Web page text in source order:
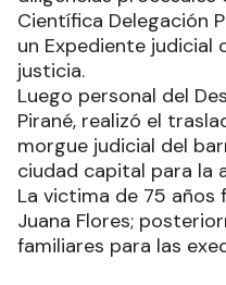
Científica Delegación
un Expediente judicial
justicia.
Luego personal del
Pirané, realizó el
morgue judicial del
ciudad capital para la
La victima de 75
Juana Flores;
familiares para las